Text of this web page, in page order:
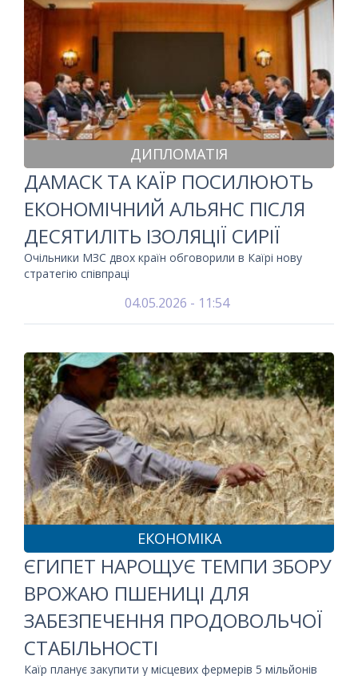
ДИПЛОМАТІЯ
ДАМАСК ТА КАЇР ПОСИЛЮЮТЬ
ЕКОНОМІЧНИЙ АЛЬЯНС ПІСЛЯ
ДЕСЯТИЛІТЬ ІЗОЛЯЦІЇ СИРІЇ
Очільники МЗС двох країн обговорили в Каїрі нову
стратегію співпраці
04.05.2026 - 11:54
ЕКОНОМІКА
ЄГИПЕТ НАРОЩУЄ ТЕМПИ ЗБОРУ
ВРОЖАЮ ПШЕНИЦІ ДЛЯ
ЗАБЕЗПЕЧЕННЯ ПРОДОВОЛЬЧОЇ
СТАБІЛЬНОСТІ
Каїр планує закупити у місцевих фермерів 5 мільйонів